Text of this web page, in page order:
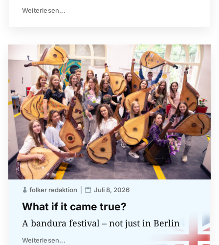
Weiterlesen...
What if it came true?
folker redaktion Juli 8, 2026
A bandura festival – not just in Berlin
Weiterlesen...